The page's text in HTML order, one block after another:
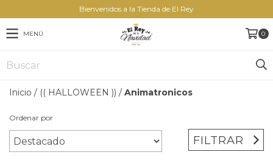
Bienvenidos a la Tienda de El Rey
MENÚ 0
Inicio / (( HALLOWEEN )) / Animatronicos
Ordenar por
FILTRAR